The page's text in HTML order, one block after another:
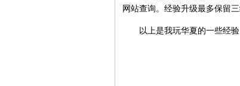
网站查询。经验升级最多保留
以上是我玩华夏的一些经验